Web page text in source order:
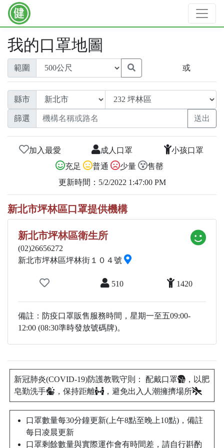
我的口罩地圖
範圍 或
縣市
篩選
加入最愛 成人口罩
小孩口罩
充足
普通 少量
售罄
更新時間：5/2/2022 1:47:00 PM
新北市坪林區口罩提供機構
新北市坪林區衛生所
(02)26656272
新北市坪林區坪林街１０４號
510 1420
備註：防疫口罩販售服務時間，星期一至五09:00-
12:00 (08:30準時發放號碼牌)。
新冠肺炎(COVID-19)防護教戰守則： 配戴口罩
，以肥
皂勤洗手
，保持距離 ，避免出入人潮擁擠場所
口罩數量每30分鐘更新(上午8點至晚上10點)，備註
每日凌晨更新
口罩剩餘數量與實際運作會有時間差，請自行斟酌